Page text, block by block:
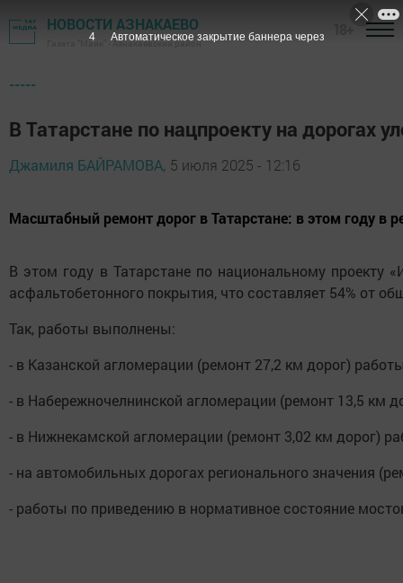
НОВОСТИ АЗНАКАЕВО
Газета "Маяк" - Азнакаевский район
-----
В Татарстане по нацпроекту на дорогах
Джамиля БАЙРАМОВА, 5 июля 2025 - 12:16
Масштабный ремонт дорог в Татарстане: в этом году в
В этом году в Татарстане по национальному
асфальтобетонного покрытия, что составляет 54% от
Так, работы выполнены:
- в Казанской агломерации (ремонт 27,2 км дорог)
- в Набережночелнинской агломерации (ремонт 13,5 км
- в Нижнекамской агломерации (ремонт 3,02 км дорог)
- на автомобильных дорогах регионального значения
- работы по приведению в нормативное состояние
2 Автоматическое закрытие баннера через